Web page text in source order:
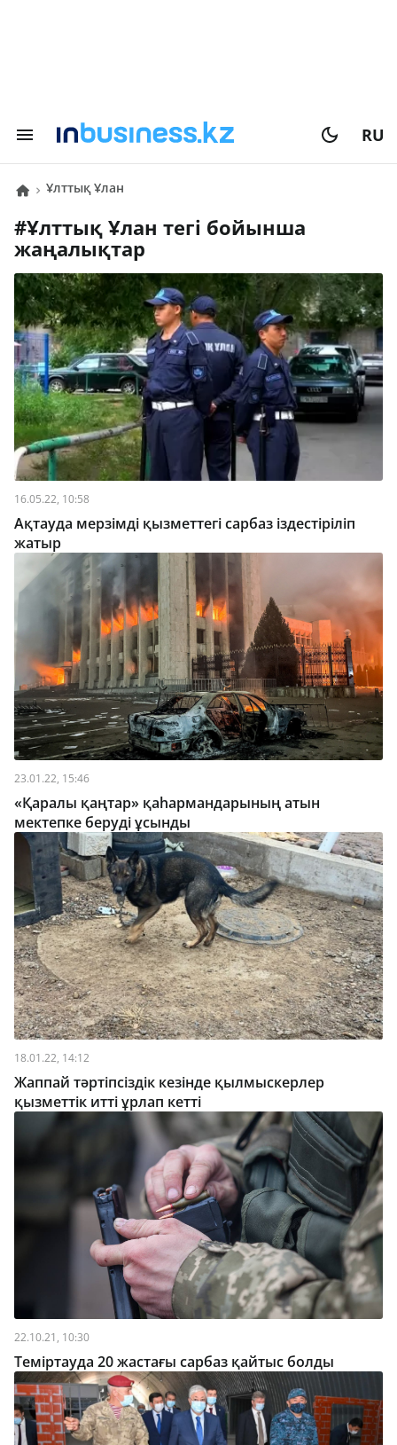
RU
Ұлттық Ұлан
# Ұлттық Ұлан тегі бойынша
жаңалықтар
16.05.22, 10:58
Ақтауда мерзімді қызметтегі сарбаз іздестіріліп
жатыр
23.01.22, 15:46
«Қаралы қаңтар» қаһармандарының атын
мектепке беруді ұсынды
18.01.22, 14:12
Жаппай тәртіпсіздік кезінде қылмыскерлер
қызметтік итті ұрлап кетті
22.10.21, 10:30
Теміртауда 20 жастағы сарбаз қайтыс болды